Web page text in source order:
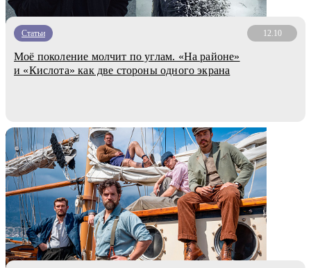
Статьи 12.10
Моё поколение молчит по углам. «На районе»
и «Кислота» как две стороны одного экрана